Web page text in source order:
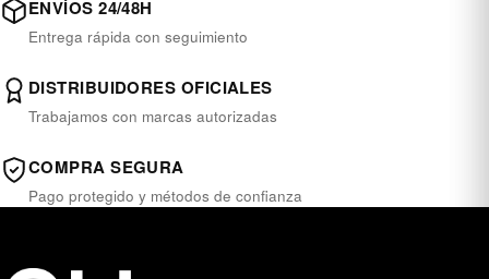
ENVÍOS 24/48H
Entrega rápida con seguimiento
DISTRIBUIDORES OFICIALES
Trabajamos con marcas autorizadas
COMPRA SEGURA
Pago protegido y métodos de confianza